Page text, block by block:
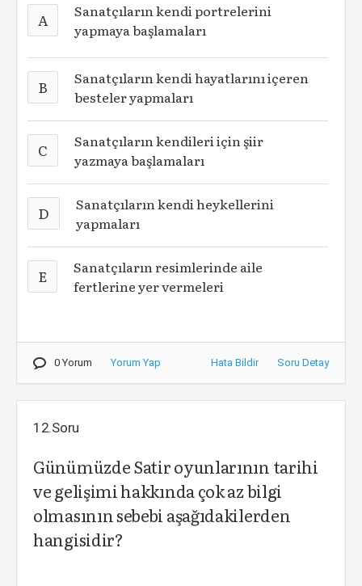
A
Sanatçıların kendi portrelerini
yapmaya başlamaları
B
Sanatçıların kendi hayatlarını içeren
besteler yapmaları
C
Sanatçıların kendileri için şiir
yazmaya başlamaları
D
Sanatçıların kendi heykellerini
yapmaları
E
Sanatçıların resimlerinde aile
fertlerine yer vermeleri
0 Yorum Yorum Yap Hata Bildir Soru Detay
12.Soru
Günümüzde Satir oyunlarının tarihi
ve gelişimi hakkında çok az bilgi
olmasının sebebi aşağıdakilerden
hangisidir?